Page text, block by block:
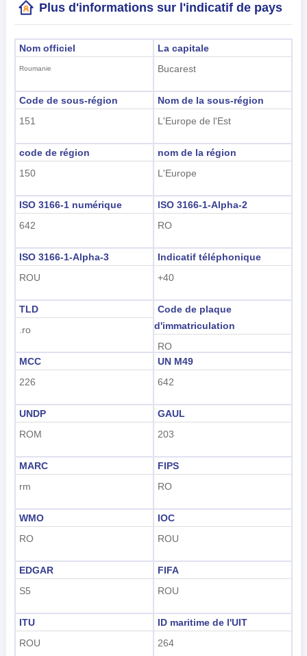
Plus d'informations sur l'indicatif de pays
Nom officiel
Roumanie
La capitale
Bucarest
Code de sous-région
151
Nom de la sous-région
L'Europe de l'Est
code de région
150
nom de la région
L'Europe
ISO 3166-1 numérique
642
ISO 3166-1-Alpha-2
RO
ISO 3166-1-Alpha-3
ROU
Indicatif téléphonique
+40
TLD
.ro
Code de plaque
d'immatriculation
RO
MCC
226
UN M49
642
UNDP
ROM
GAUL
203
MARC
rm
FIPS
RO
WMO
RO
IOC
ROU
EDGAR
S5
FIFA
ROU
ITU
ROU
ID maritime de l'UIT
264